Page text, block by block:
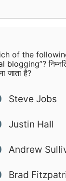
of the
blogging”?
जाता है?
Steve Jobs
Justin Hall
Andrew
Brad